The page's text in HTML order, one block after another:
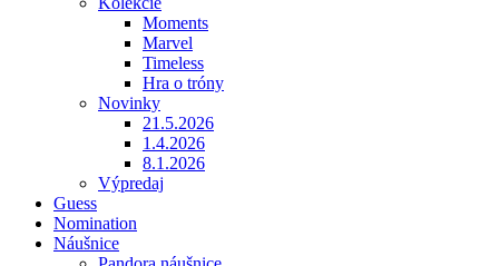
Moments
Marvel
Timeless
Hra o tróny
Novinky
21.5.2026
1.4.2026
8.1.2026
Výpredaj
Guess
Nomination
Náušnice